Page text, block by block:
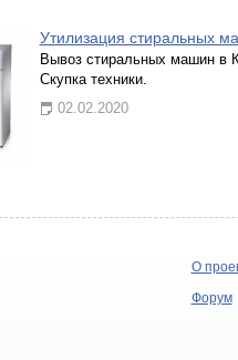
Утилизация стиральных
Вывоз стиральных машин в
Скупка техники.
02.02.2020
О
Форум